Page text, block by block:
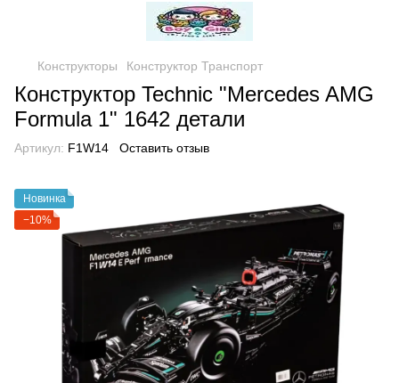
Конструкторы Конструктор Транспорт
Конструктор Technic "Mercedes AMG
Formula 1" 1642 детали
Артикул: F1W14 Оставить отзыв
Новинка
−10%